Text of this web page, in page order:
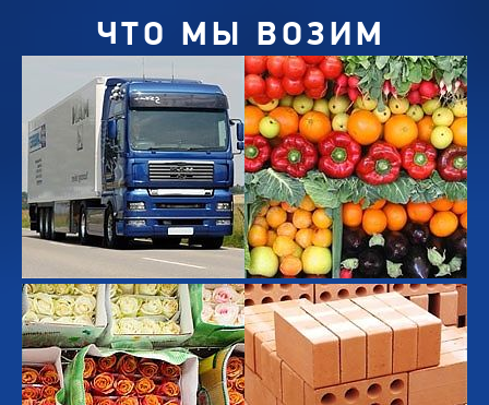
ЧТО МЫ ВОЗИМ